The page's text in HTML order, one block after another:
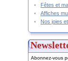
Fêtes et
Affiches
Nos joies
Abonnez-vous